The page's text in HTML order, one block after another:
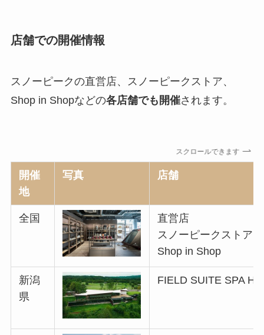
店舗での開催情報
スノーピークの直営店、スノーピークストア、
Shop in Shopなどの各店舗でも開催されます。
スクロールできます
開催
地
写真 店舗
全国
直営店
スノーピークストア
Shop in Shop
新潟
県
FIELD SUITE SPA